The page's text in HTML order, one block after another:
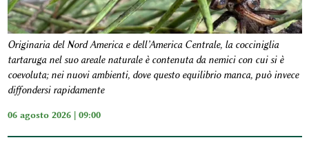
Originaria del Nord America e dell’America Centrale, la cocciniglia
tartaruga nel suo areale naturale è contenuta da nemici con cui si è
coevoluta; nei nuovi ambienti, dove questo equilibrio manca, può invece
diffondersi rapidamente
06 agosto 2026 | 09:00